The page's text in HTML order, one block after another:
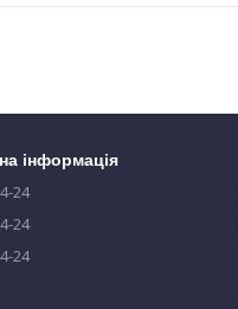
інформація
24
24
24